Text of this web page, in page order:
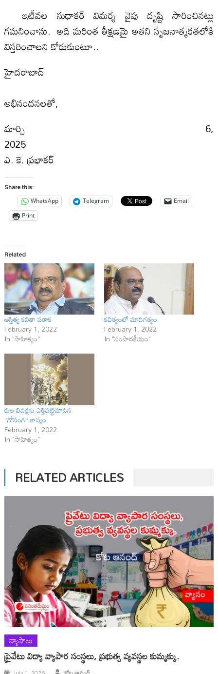
ఇటీవల సుధాకర్ విమర్శ వైపు దృష్టి సారించినట్లు
గమనించాను. అది మరింత తీక్షణమై అతని సృజనాత్మకతలోకి
విస్తరించాలని కోరుకుంటూ..
హైదరాబాద్
అభినందనలతో,
మార్చి 6,
ఎ. కె. ప్రభాకర్
Share this:
WhatsApp Telegram
Email
Print
Related
అస్తిత్వ కవితా ప‌తాక
February 1, 2022
In "సాహిత్యం"
కవిత్వంలో మాదిగత్వం
February 1, 2022
In "సంపాదకీయం"
కుల వివక్షను ఎత్తిపట్టిచూపిన
‘‘గోసంగి’’ కావ్యం
February 1, 2022
In "సాహిత్యం"
RELATED ARTICLES
వ్యాసాలు
ప్రైవేటు విద్యా వ్యాపార సంస్థలు, ప్రభుత్వ వ్యవస్థల కుమ్మక్కు.